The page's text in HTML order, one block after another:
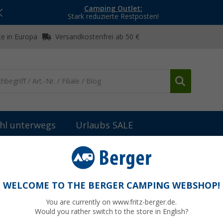
Camping Outlet:
Stark reduzierte Restposten!
in Europa Versandkostenfrei ab 50 €
unterwegs Urlaubs SALE
Produkttest – Berger Move 2.0 Mobile Satelliten-Antenne
WELCOME TO THE BERGER CAMPING WEBSHOP!
You are currently on www.fritz-berger.de.
Would you rather switch to the store in English?